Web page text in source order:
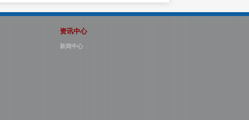
资讯中心
新闻中心